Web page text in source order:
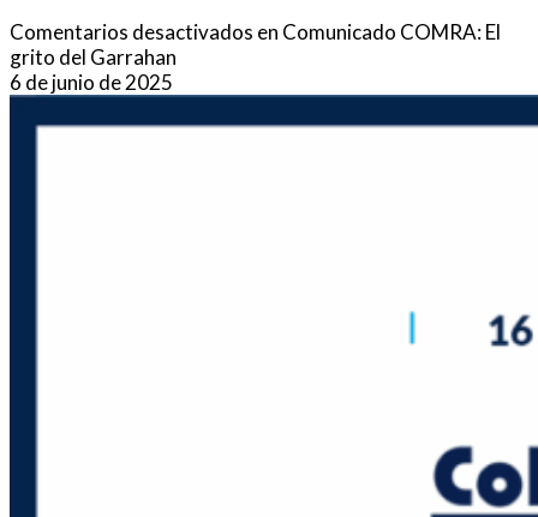
Comentarios desactivados en Comunicado COMRA: El
grito del Garrahan
6 de junio de 2025